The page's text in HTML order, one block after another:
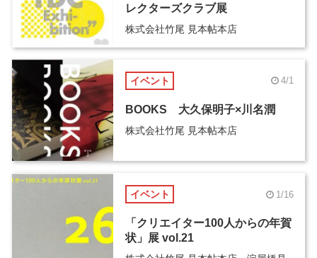
レクターズクラブ展
株式会社竹尾 見本帖本店
イベント 4/1
BOOKS 大久保明子×川名潤
株式会社竹尾 見本帖本店
イベント 1/16
「クリエイター100人からの年賀
状」展 vol.21